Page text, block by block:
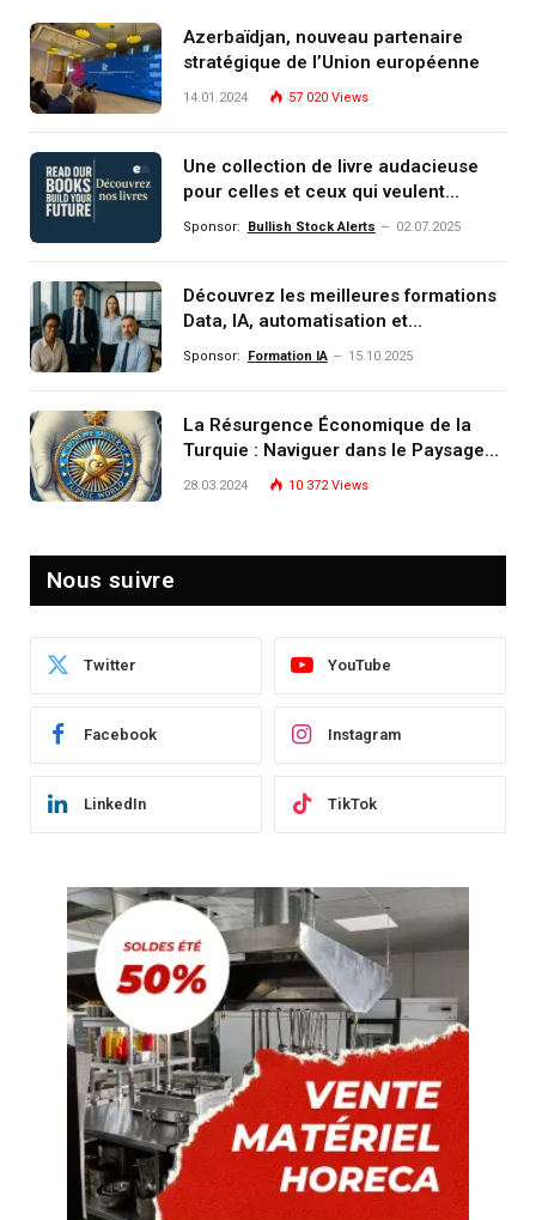
Azerbaïdjan, nouveau partenaire
stratégique de l’Union européenne
14.01.2024 57 020 Views
Une collection de livre audacieuse
pour celles et ceux qui veulent
comprendre, investir et dominer le
Sponsor: Bullish Stock Alerts 02.07.2025
Découvrez les meilleures formations
Data, IA, automatisation et
investissement (gestion de
Sponsor: Formation IA 15.10.2025
La Résurgence Économique de la
Turquie : Naviguer dans le Paysage
Post-Crise
28.03.2024 10 372Views
Nous suivre
Twitter YouTube
Facebook Instagram
LinkedIn TikTok